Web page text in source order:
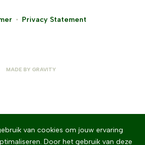
Privacy Statement
MADE BY GRAVITY
van cookies om jouw ervaring
Door het gebruik van deze